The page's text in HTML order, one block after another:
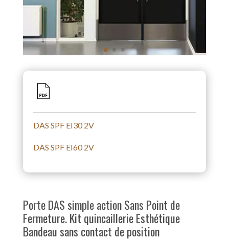
DAS SPF EI30 2V
DAS SPF EI60 2V
Porte DAS simple action Sans Point de
Fermeture. Kit quincaillerie Esthétique
Bandeau sans contact de position